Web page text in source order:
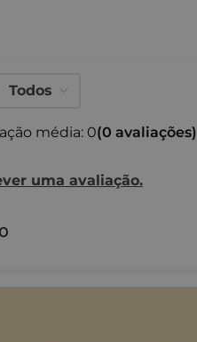
média: 0(0 avaliações)
uma avaliação.
Todos